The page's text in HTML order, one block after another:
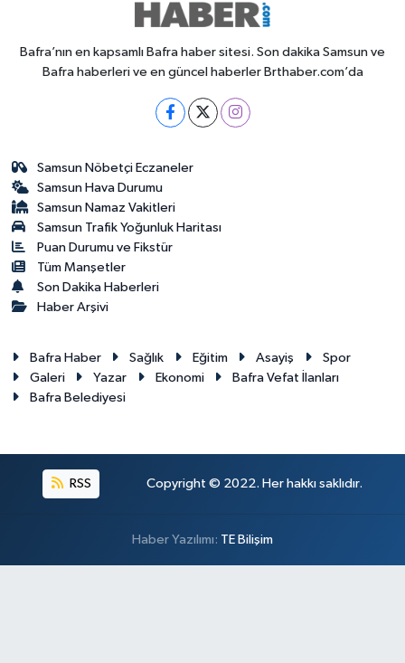
Bafra’nın en kapsamlı Bafra haber sitesi. Son dakika Samsun ve
Bafra haberleri ve en güncel haberler Brthaber.com’da
Samsun Nöbetçi Eczaneler
Samsun Hava Durumu
Samsun Namaz Vakitleri
Samsun Trafik Yoğunluk Haritası
Puan Durumu ve Fikstür
Tüm Manşetler
Son Dakika Haberleri
Haber Arşivi
Bafra Haber Sağlık Eğitim Asayiş
Spor
Galeri
Yazar Ekonomi
Bafra Vefat İlanları
Bafra Belediyesi
RSS Copyright © 2022. Her hakkı saklıdır.
Haber Yazılımı: TE Bilişim